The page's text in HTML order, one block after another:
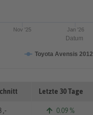
Datum
Toyota Avensis 2012
Nov '25 Jan '26
Letzte 30 Tage
,- 0.09 %